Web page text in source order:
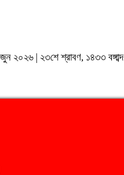
২০২৬ | ২৩শে শ্রাবণ, ১৪৩৩ বঙ্গাব্দ